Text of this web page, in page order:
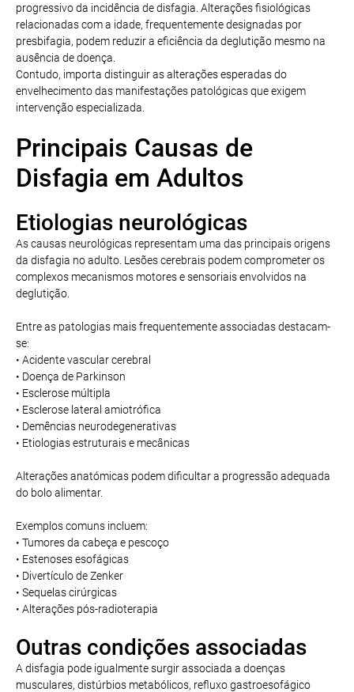
progressivo da incidência de disfagia. Alterações fisiológicas
relacionadas com a idade, frequentemente designadas por
presbifagia, podem reduzir a eficiência da deglutição mesmo na
ausência de doença.
Contudo, importa distinguir as alterações esperadas do
envelhecimento das manifestações patológicas que exigem
intervenção especializada.
Principais Causas de
Disfagia em Adultos
Etiologias neurológicas
As causas neurológicas representam uma das principais origens
da disfagia no adulto. Lesões cerebrais podem comprometer os
complexos mecanismos motores e sensoriais envolvidos na
deglutição.
Entre as patologias mais frequentemente associadas destacam-
se:
• Acidente vascular cerebral
• Doença de Parkinson
• Esclerose múltipla
• Esclerose lateral amiotrófica
• Demências neurodegenerativas
• Etiologias estruturais e mecânicas
Alterações anatómicas podem dificultar a progressão adequada
do bolo alimentar.
Exemplos comuns incluem:
• Tumores da cabeça e pescoço
• Estenoses esofágicas
• Divertículo de Zenker
• Sequelas cirúrgicas
• Alterações pós-radioterapia
Outras condições associadas
A disfagia pode igualmente surgir associada a doenças
musculares, distúrbios metabólicos, refluxo gastroesofágico